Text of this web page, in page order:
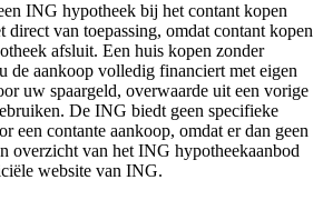
ING hypotheek bij het contant kopen
van toepassing, omdat contant kopen
afsluit. Een huis kopen zonder
de aankoop volledig financiert met eigen
uw spaargeld, overwaarde uit een vorige
De ING biedt geen specifieke
een contante aankoop, omdat er dan geen
overzicht van het ING hypotheekaanbod
website van ING.